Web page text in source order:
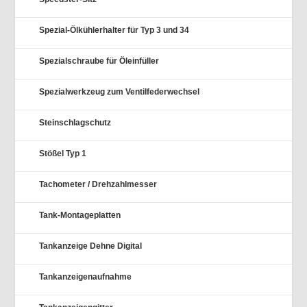
Spezial-Ölkühlerhalter für Typ 3 und 34
Spezialschraube für Öleinfüller
Spezialwerkzeug zum Ventilfederwechsel
Steinschlagschutz
Stößel Typ 1
Tachometer / Drehzahlmesser
Tank-Montageplatten
Tankanzeige Dehne Digital
Tankanzeigenaufnahme